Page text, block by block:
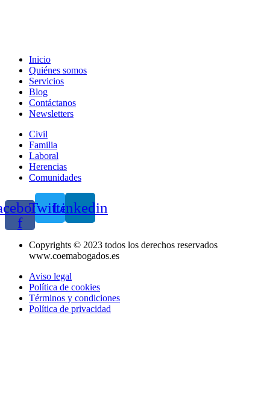
Inicio
Quiénes somos
Servicios
Blog
Contáctanos
Newsletters
Civil
Familia
Laboral
Herencias
Comunidades
f
TwitterLinkedin
Copyrights © 2023 todos los derechos reservados
www.coemabogados.es
Aviso legal
Política de cookies
Términos y condiciones
Política de privacidad